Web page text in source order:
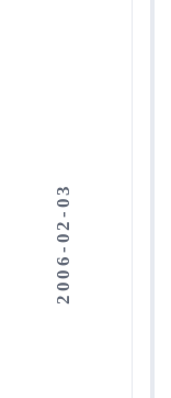
2006-02-03